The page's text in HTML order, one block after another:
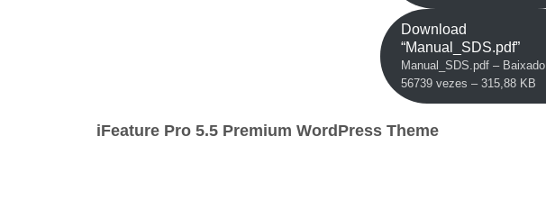
Download
“Manual_SDS.pdf”
Manual_SDS.pdf – Baixado
56739 vezes – 315,88 KB
iFeature Pro 5.5 Premium WordPress Theme